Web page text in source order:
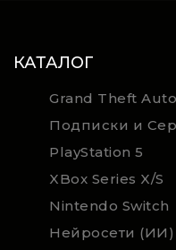
КАТАЛОГ
Grand Theft Auto
PlayStation 5
XBox Series X/S
Nintendo Switch
Нейросети (ИИ)